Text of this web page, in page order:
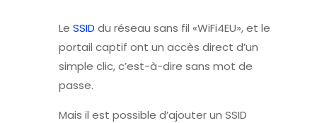
LeSSID du réseau sans fil «WiFi4EU», et le
portail captif ont un accès direct d’un
simple clic, c’est-à-dire sans mot de
passe.
Mais il est possible d’ajouter un SSID